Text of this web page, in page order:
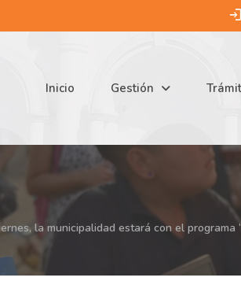
login
Inicio Gestión
la municipalidad estará con el programa